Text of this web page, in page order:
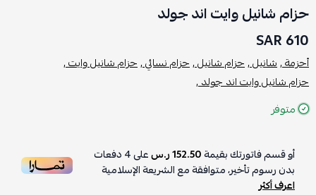
حزام شانيل وايت اند جولد
610 SAR
أحزمة ,شانيل ,حزام شانيل ,حزام نسائي ,حزام شانيل وايت ,
حزام شانيل وايت اند جولد ,
متوفر
أو قسم فاتورتك بقيمة152.50 ر.س على4دفعات
بدون رسوم تأخير، متوافقة مع الشريعة الإسلامية
اعرف أكثر